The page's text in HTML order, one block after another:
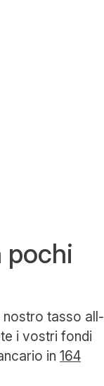
pochi
tasso all-
i vostri fondi
in 164